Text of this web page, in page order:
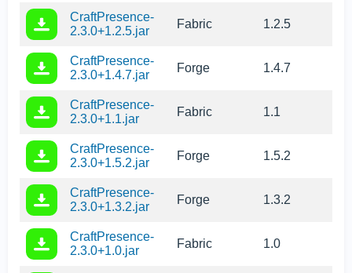
CraftPresence-
2.3.0+1.2.5.jar
Fabric 1.2.5
CraftPresence-
2.3.0+1.4.7.jar
Forge 1.4.7
CraftPresence-
2.3.0+1.1.jar
Fabric 1.1
CraftPresence-
2.3.0+1.5.2.jar
Forge 1.5.2
CraftPresence-
2.3.0+1.3.2.jar
Forge 1.3.2
CraftPresence-
2.3.0+1.0.jar
Fabric 1.0